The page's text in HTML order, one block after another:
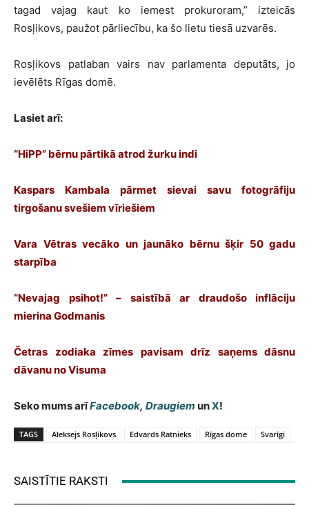
tagad vajag kaut ko iemest prokuroram,” izteicās
Rosļikovs, paužot pārliecību, ka šo lietu tiesā uzvarēs.
Rosļikovs patlaban vairs nav parlamenta deputāts, jo
ievēlēts Rīgas domē.
Lasiet arī:
“HiPP” bērnu pārtikā atrod žurku indi
Kaspars Kambala pārmet sievai savu fotogrāfiju
tirgošanu svešiem vīriešiem
Vara Vētras vecāko un jaunāko bērnu šķir 50 gadu
starpība
“Nevajag psihot!” – saistībā ar draudošo inflāciju
mierina Godmanis
Četras zodiaka zīmes pavisam drīz saņems dāsnu
dāvanu no Visuma
Seko mums arīFacebook, Draugiem unX!
TAGS Aleksejs Rosļikovs Edvards Ratnieks Rīgas dome Svarīgi
SAISTĪTIE RAKSTI